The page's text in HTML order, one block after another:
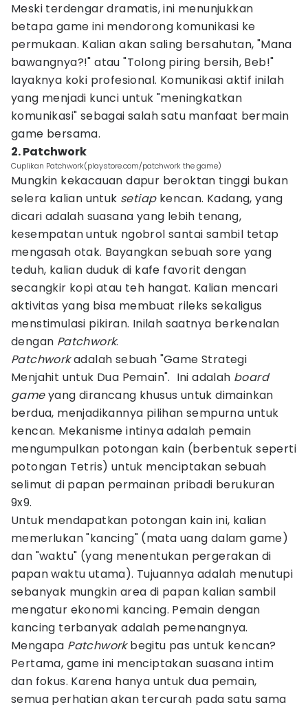
Meski terdengar dramatis, ini menunjukkan
betapa game ini mendorong komunikasi ke
permukaan. Kalian akan saling bersahutan, "Mana
bawangnya?!" atau "Tolong piring bersih, Beb!"
layaknya koki profesional. Komunikasi aktif inilah
yang menjadi kunci untuk "meningkatkan
komunikasi" sebagai salah satu manfaat bermain
game bersama.
2. Patchwork
Cuplikan Patchwork(playstore.com/patchwork the game)
Mungkin kekacauan dapur beroktan tinggi bukan
selera kalian untuk setiapkencan. Kadang, yang
dicari adalah suasana yang lebih tenang,
kesempatan untuk ngobrol santai sambil tetap
mengasah otak. Bayangkan sebuah sore yang
teduh, kalian duduk di kafe favorit dengan
secangkir kopi atau teh hangat. Kalian mencari
aktivitas yang bisa membuat rileks sekaligus
menstimulasi pikiran. Inilah saatnya berkenalan
dengan Patchwork.
Patchworkadalah sebuah "Game Strategi
Menjahit untuk Dua Pemain". Ini adalah board
gameyang dirancang khusus untuk dimainkan
berdua, menjadikannya pilihan sempurna untuk
kencan. Mekanisme intinya adalah pemain
mengumpulkan potongan kain (berbentuk seperti
potongan Tetris) untuk menciptakan sebuah
selimut di papan permainan pribadi berukuran
9x9.
Untuk mendapatkan potongan kain ini, kalian
memerlukan "kancing" (mata uang dalam game)
dan "waktu" (yang menentukan pergerakan di
papan waktu utama). Tujuannya adalah menutupi
sebanyak mungkin area di papan kalian sambil
mengatur ekonomi kancing. Pemain dengan
kancing terbanyak adalah pemenangnya.
Mengapa Patchworkbegitu pas untuk kencan?
Pertama, game ini menciptakan suasana intim
dan fokus. Karena hanya untuk dua pemain,
semua perhatian akan tercurah pada satu sama